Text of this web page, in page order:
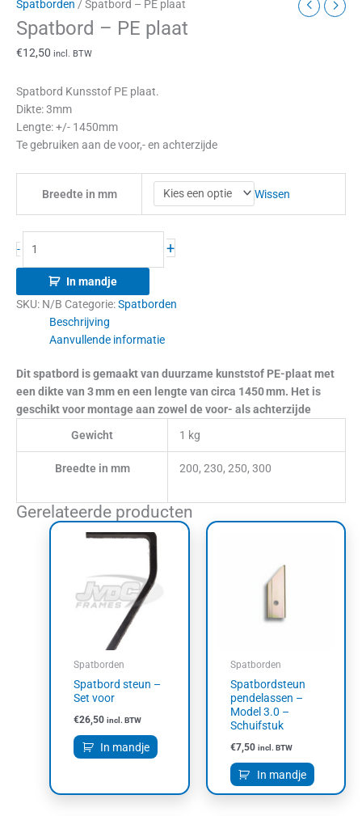
Spatborden / Spatbord – PE plaat
Spatbord – PE plaat
€12,50 incl. BTW
Spatbord Kunsstof PE plaat.
Dikte: 3mm
Lengte: +/- 1450mm
Te gebruiken aan de voor,- en achterzijde
Breedte in mm Wissen
- +
In mandje
SKU: N/B Categorie:Spatborden
Beschrijving
Aanvullende informatie
Dit spatbord is gemaakt van duurzame kunststof PE-plaat met
een dikte van 3 mm en een lengte van circa 1450 mm. Het is
geschikt voor montage aan zowel de voor- als achterzijde
Gewicht
1 kg
Breedte in mm 200, 230, 250, 300
Gerelateerde producten
Spatborden
Spatbord steun –
Set voor
€26,50 incl. BTW
In mandje
Spatborden
Spatbordsteun
pendelassen –
Model 3.0 –
Schuifstuk
€7,50 incl. BTW
In mandje